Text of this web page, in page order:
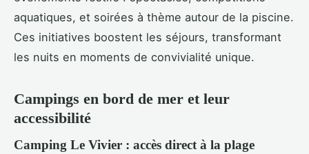
aquatiques, et soirées à thème autour de la piscine.
Ces initiatives boostent les séjours, transformant
les nuits en moments de convivialité unique.
Campings en bord de mer et leur
accessibilité
Camping Le Vivier : accès direct à la plage